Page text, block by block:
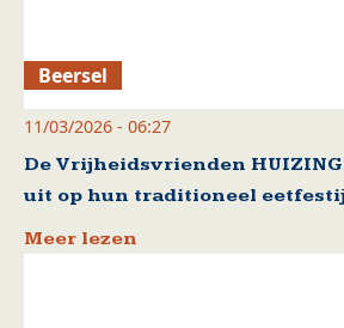
Beersel
11/03/2026 - 06:27
De Vrijheidsvrienden
uit op hun traditioneel
Meer lezen